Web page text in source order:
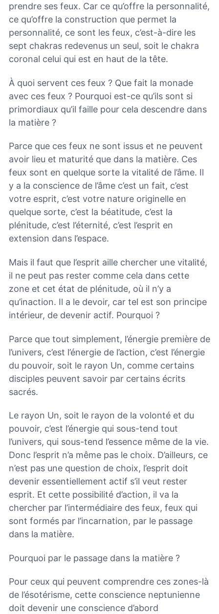
prendre ses feux. Car ce qu’offre la personnalité,
ce qu’offre la construction que permet la
personnalité, ce sont les feux, c’est-à-dire les
sept chakras redevenus un seul, soit le chakra
coronal celui qui est en haut de la tête.
À quoi servent ces feux ? Que fait la monade
avec ces feux ? Pourquoi est-ce qu’ils sont si
primordiaux qu’il faille pour cela descendre dans
la matière ?
Parce que ces feux ne sont issus et ne peuvent
avoir lieu et maturité que dans la matière. Ces
feux sont en quelque sorte la vitalité de l’âme. Il
y a la conscience de l’âme c’est un fait, c’est
votre esprit, c’est votre nature originelle en
quelque sorte, c’est la béatitude, c’est la
plénitude, c’est l’éternité, c’est l’esprit en
extension dans l’espace.
Mais il faut que l’esprit aille chercher une vitalité,
il ne peut pas rester comme cela dans cette
zone et cet état de plénitude, où il n’y a
qu’inaction. Il a le devoir, car tel est son principe
intérieur, de devenir actif. Pourquoi ?
Parce que tout simplement, l’énergie première de
l’univers, c’est l’énergie de l’action, c’est l’énergie
du pouvoir, soit le rayon Un, comme certains
disciples peuvent savoir par certains écrits
sacrés.
Le rayon Un, soit le rayon de la volonté et du
pouvoir, c’est l’énergie qui sous-tend tout
l’univers, qui sous-tend l’essence même de la vie.
Donc l’esprit n’a même pas le choix. D’ailleurs, ce
n’est pas une question de choix, l’esprit doit
devenir essentiellement actif s’il veut rester
esprit. Et cette possibilité d’action, il va la
chercher par l’intermédiaire des feux, feux qui
sont formés par l’incarnation, par le passage
dans la matière.
Pourquoi par le passage dans la matière ?
Pour ceux qui peuvent comprendre ces zones-là
de l’ésotérisme, cette conscience neptunienne
doit devenir une conscience d’abord